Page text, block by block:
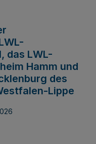
das LWL-
Hamm und
des
Lippe